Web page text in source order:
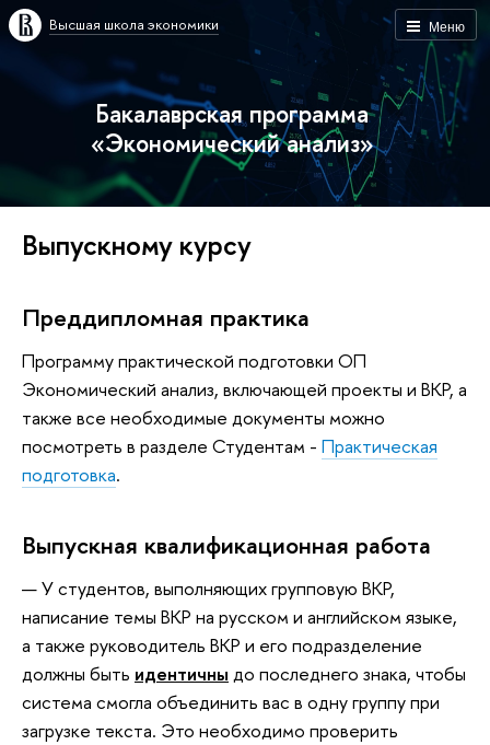
Меню
Высшая школа экономики
Бакалаврская программа
«Экономический анализ»
Выпускному курсу
Преддипломная практика
Программу практической подготовки ОП
Экономический анализ, включающей проекты и ВКР, а
также все необходимые документы можно
посмотреть в разделе Студентам - Практическая
подготовка.
Выпускная квалификационная работа
У студентов, выполняющих групповую ВКР,
написание темы ВКР на русском и английском языке,
а также руководитель ВКР и его подразделение
должны быть идентичны до последнего знака, чтобы
система смогла объединить вас в одну группу при
загрузке текста. Это необходимо проверить